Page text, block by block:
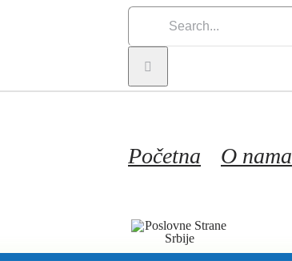
Search
Početna O nama